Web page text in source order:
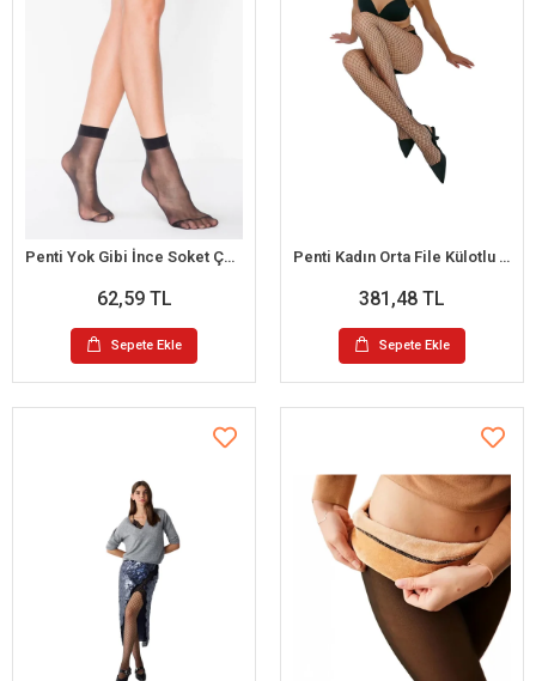
Penti Yok Gibi İnce Soket Çorap
62,59 TL
Sepete Ekle
Penti Kadın Orta File Külotlu Çorap
381,48 TL
Sepete Ekle